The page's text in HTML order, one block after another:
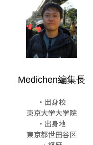
Medichen編集長
・出身校
東京大学大学院
・出身地
東京都世田谷区